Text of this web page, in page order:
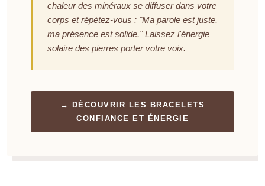
chaleur des minéraux se diffuser dans votre
corps et répétez-vous : "Ma parole est juste,
ma présence est solide."Laissez l'énergie
solaire des pierres porter votre voix.
→ DÉCOUVRIR LES BRACELETS
CONFIANCE ET ÉNERGIE